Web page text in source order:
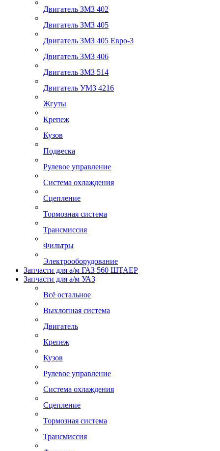
Двигатель ЗМЗ 402
Двигатель ЗМЗ 405
Двигатель ЗМЗ 405 Евро-3
Двигатель ЗМЗ 406
Двигатель ЗМЗ 514
Двигатель УМЗ 4216
Жгуты
Крепеж
Кузов
Подвеска
Рулевое управление
Система охлаждения
Сцепление
Тормозная система
Трансмиссия
Фильтры
Электрооборудование
Запчасти для а/м ГАЗ 560 ШТАЕР
Запчасти для а/м УАЗ
Всё остальное
Выхлопная система
Двигатель
Крепеж
Кузов
Рулевое управление
Система охлаждения
Сцепление
Тормозная система
Трансмиссия